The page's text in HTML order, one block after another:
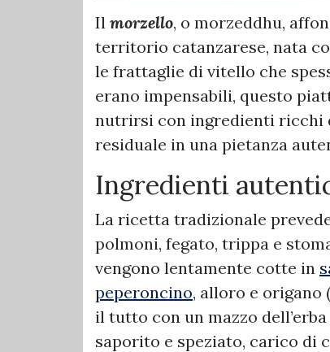
Il morzello, o morzeddhu,
territorio catanzarese, nata
le frattaglie di vitello che
erano impensabili, questo
nutrirsi con ingredienti ricchi
residuale in una pietanza
Ingredienti
La ricetta tradizionale
polmoni, fegato, trippa e
vengono lentamente cotte in
peperoncino, alloro e origano
il tutto con un mazzo
saporito e speziato, carico di